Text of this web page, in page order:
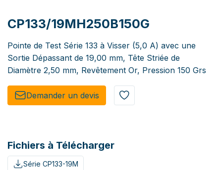
CP133/19MH250B150G
Pointe de Test Série 133 à Visser (5,0 A) avec une
Sortie Dépassant de 19,00 mm, Tête Striée de
Diamètre 2,50 mm, Revêtement Or, Pression 150 Grs
Demander un de​​vis​​
Fichiers à Télécharger
Série CP133-19M